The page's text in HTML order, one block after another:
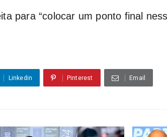
para “colocar um ponto final
Linkedin Pinterest Email